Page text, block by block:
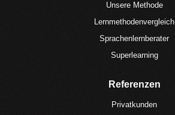
Unsere Methode
Lernmethodenvergleich
Sprachenlernberater
Superlearning
Referenzen
Privatkunden